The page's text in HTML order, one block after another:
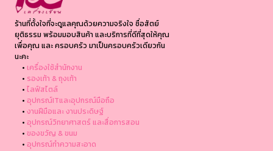
ร้านที่ตั้งใจที่จะดูแลคุณด้วยความจริงใจ ซื่อสัตย์
ยุติธรรม พร้อมมอบสินค้า และบริการที่ดีที่สุดให้คุณ
เพื่อคุณ และ ครอบครัว มาเป็นครอบครัวเดียวกัน
นะคะ
• เครื่องใช้สำนักงาน
• รองเท้า & ถุงเท้า
• ไลฟ์สไตล์
• อุปกรณ์ITและอุปกรณ์มือถือ
• งานฝีมือและ งานประดิษฐ์
• อุปกรณ์วิทยาศาสตร์ และสื่อการสอน
• ของขวัญ & ขนม
• อุปกรณ์ทำความสะอาด